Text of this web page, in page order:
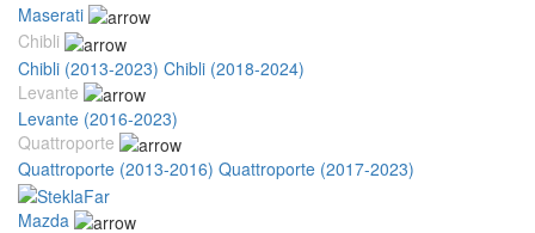
Maserati
Chibli
Chibli (2013-2023) Chibli (2018-2024)
Levante
Levante (2016-2023)
Quattroporte
Quattroporte (2013-2016) Quattroporte (2017-2023)
Mazda